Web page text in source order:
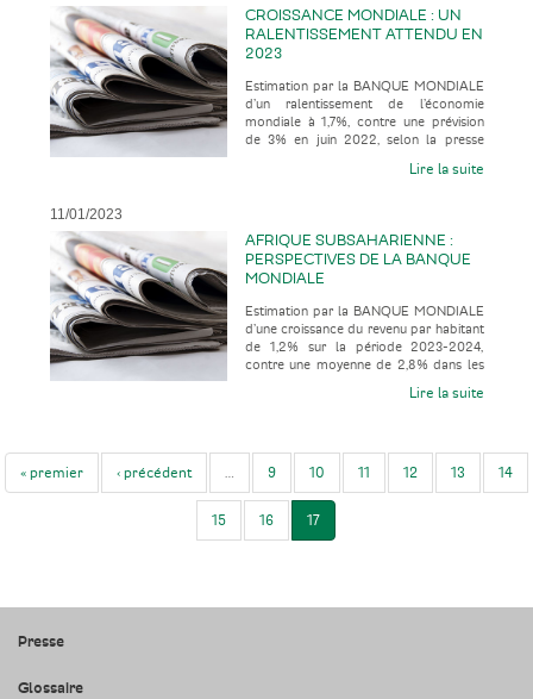
CROISSANCE MONDIALE : UN
RALENTISSEMENT ATTENDU EN
2023
Estimation par la BANQUE MONDIALE
d’un ralentissement de l’économie
mondiale à 1,7%, contre une prévision
de 3% en juin 2022, selon la presse
Lire la suite
11/01/2023
AFRIQUE SUBSAHARIENNE :
PERSPECTIVES DE LA BANQUE
MONDIALE
Estimation par la BANQUE MONDIALE
d’une croissance du revenu par habitant
de 1,2% sur la période 2023-2024,
contre une moyenne de 2,8% dans les
Lire la suite
« premier ‹ précédent 9 10 11 12 13 14
15 16 17
Presse
Glossaire